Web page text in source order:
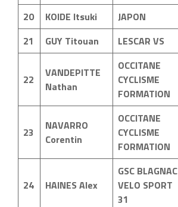
20 KOIDE Itsuki JAPON
21
GUY Titouan LESCAR VS
22
VANDEPITTE
Nathan
OCCITANE
CYCLISME
FORMATION
23
NAVARRO
Corentin
OCCITANE
CYCLISME
FORMATION
24 HAINES Alex
GSC BLAGNAC
VELO SPORT
31